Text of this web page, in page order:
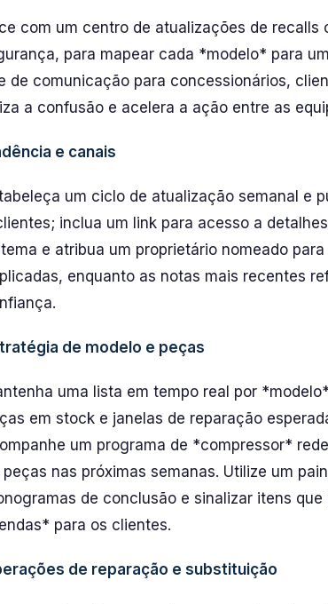
com um centro de atualizações de recalls
para mapear cada *modelo* para
de comunicação para concessionários,
a confusão e acelera a ação entre as
e canais
um ciclo de atualização semanal e
inclua um link para acesso a
e atribua um proprietário nomeado
enquanto as notas mais recentes
de modelo e peças
uma lista em tempo real por
em stock e janelas de reparação
um programa de *compressor*
peças nas próximas semanas. Utilize um
de conclusão e sinalizar itens
para os clientes.
de reparação e substituição